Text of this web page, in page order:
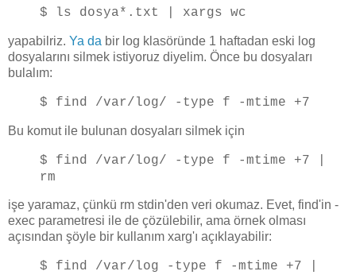
$ ls dosya*.txt | xargs wc
yapabilriz. Ya da bir log klasöründe 1 haftadan eski log
dosyalarını silmek istiyoruz diyelim. Önce bu dosyaları
bulalım:
$ find /var/log/ -type f -mtime +7
Bu komut ile bulunan dosyaları silmek için
$ find /var/log/ -type f -mtime +7 |
rm
işe yaramaz, çünkü rm stdin'den veri okumaz. Evet, find'in -
exec parametresi ile de çözülebilir, ama örnek olması
açısından şöyle bir kullanım xarg'ı açıklayabilir:
$ find /var/log -type f -mtime +7 |